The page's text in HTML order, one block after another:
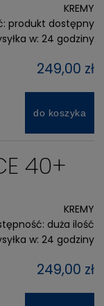
KREMY
produkt dostępny
w: 24 godziny
249,00 zł
do koszyka
40+
KREMY
duża ilość
w: 24 godziny
249,00 zł